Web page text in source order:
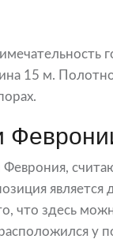
15 м.
что здесь
у